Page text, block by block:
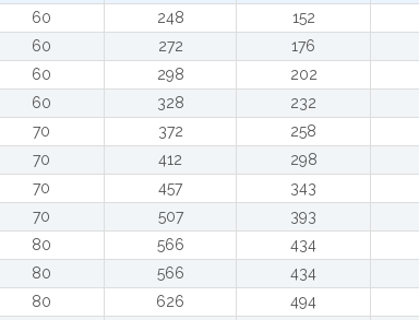
60 248 152
60 272 176
60 298 202
60 328 232
70 372 258
70 412 298
70 457 343
70 507 393
80 566 434
80 566 434
80 626 494